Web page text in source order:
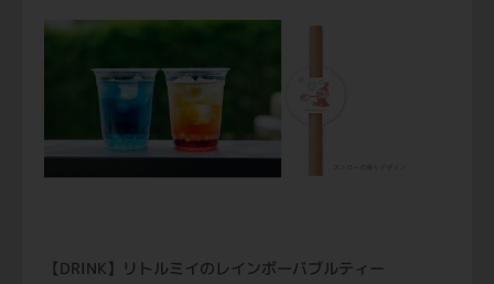
【DRINK】リトルミイのレインボーバブルティー